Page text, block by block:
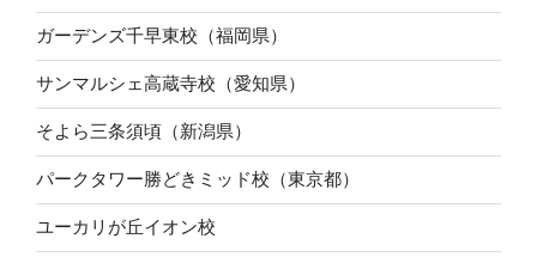
ガーデンズ千早東校（福岡県）
サンマルシェ高蔵寺校（愛知県）
そよら三条須頃（新潟県）
パークタワー勝どきミッド校（東京都）
ユーカリが丘イオン校